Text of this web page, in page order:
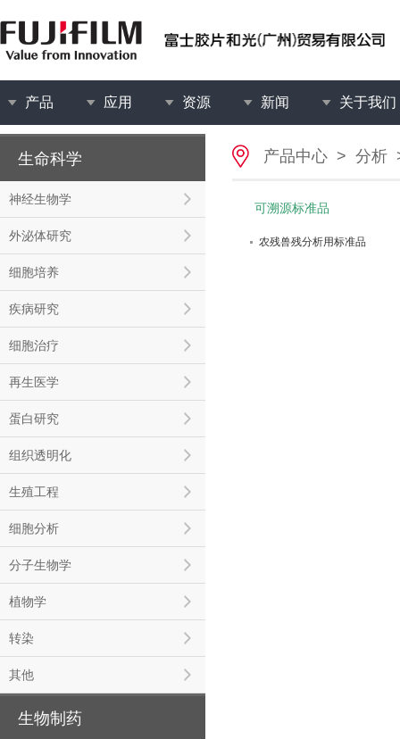
产品 应用 资源 新闻 关于我们
生命科学
神经生物学
外泌体研究
细胞培养
疾病研究
细胞治疗
再生医学
蛋白研究
组织透明化
生殖工程
细胞分析
分子生物学
植物学
转染
其他
生物制药
产品中心 > 分析
可溯源标准品
农残兽残分析用标准品